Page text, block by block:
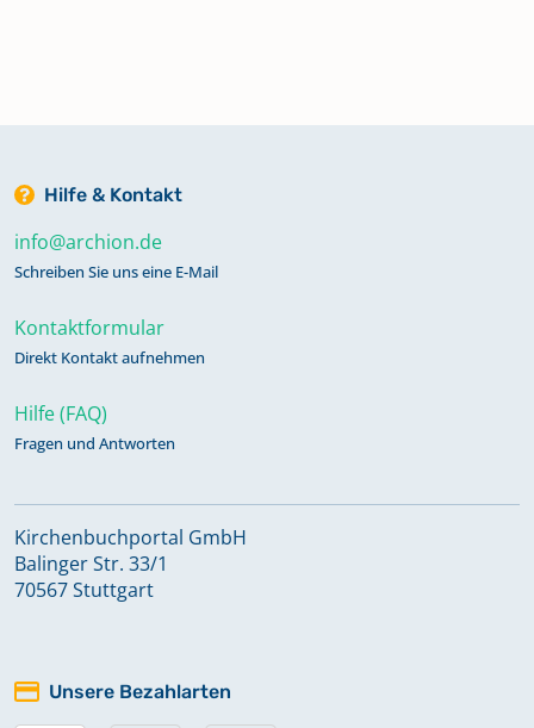
Hilfe & Kontakt
info@archion.de
Schreiben Sie uns eine E-Mail
Kontaktformular
Direkt Kontakt aufnehmen
Hilfe (FAQ)
Fragen und Antworten
Kirchenbuchportal GmbH
Balinger Str. 33/1
70567 Stuttgart
Unsere Bezahlarten